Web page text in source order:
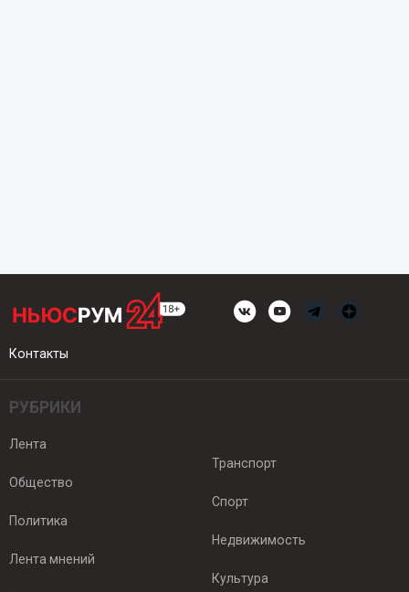
Контакты
РУБРИКИ
Лента
Общество
Политика
Лента мнений
Транспорт
Спорт
Недвижимость
Культура